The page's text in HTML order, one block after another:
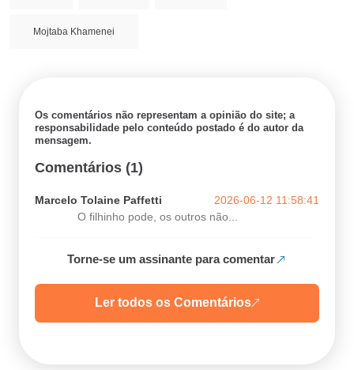
Mojtaba Khamenei
Os comentários não representam a opinião do site; a
responsabilidade pelo conteúdo postado é do autor da
mensagem.
Comentários (1)
Marcelo Tolaine Paffetti
2026-06-12 11:58:41
O filhinho pode, os outros não...
Torne-se um assinante para comentar
Ler todos os Comentários